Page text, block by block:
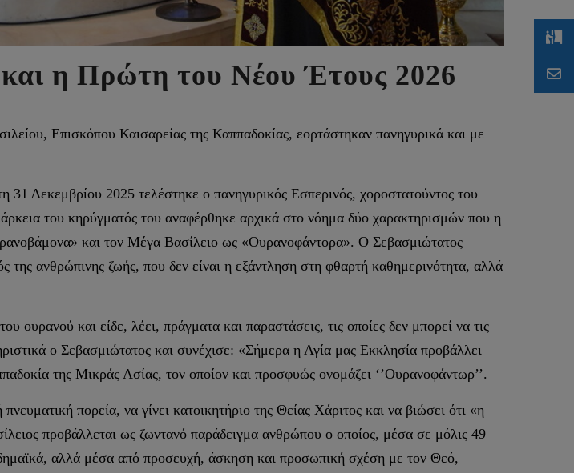
η Πρώτη του Νέου Έτους 2026
Επισκόπου Καισαρείας της Καππαδοκίας, εορτάστηκαν πανηγυρικά και με
31 Δεκεμβρίου 2025 τελέστηκε ο πανηγυρικός Εσπερινός, χοροστατούντος του
του κηρύγματός του αναφέρθηκε αρχικά στο νόημα δύο χαρακτηρισμών που η
και τον Μέγα Βασίλειο ως «Ουρανοφάντορα». Ο Σεβασμιώτατος
της ανθρώπινης ζωής, που δεν είναι η εξάντληση στη φθαρτή καθημερινότητα, αλλά
και είδε, λέει, πράγματα και παραστάσεις, τις οποίες δεν μπορεί να τις
ο Σεβασμιώτατος και συνέχισε: «Σήμερα η Αγία μας Εκκλησία προβάλλει
της Μικράς Ασίας, τον οποίον και προσφυώς ονομάζει ‘’Ουρανοφάντωρ’’.
πορεία, να γίνει κατοικητήριο της Θείας Χάριτος και να βιώσει ότι «η
προβάλλεται ως ζωντανό παράδειγμα ανθρώπου ο οποίος, μέσα σε μόλις 49
αλλά μέσα από προσευχή, άσκηση και προσωπική σχέση με τον Θεό,